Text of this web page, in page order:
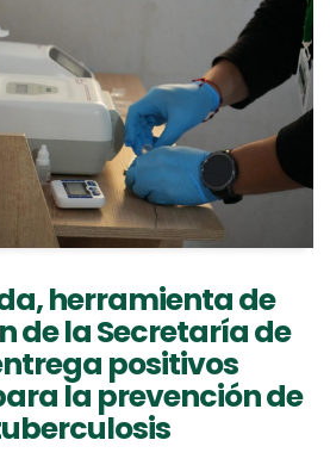
herramienta de
de la Secretaría de
positivos
la prevención de